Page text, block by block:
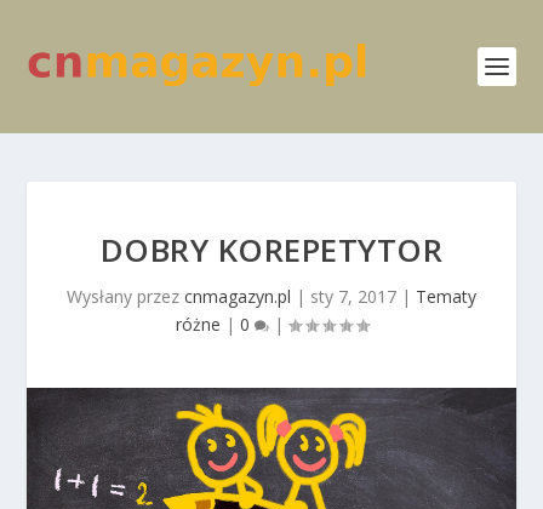
DOBRY KOREPETYTOR
Wysłany przez cnmagazyn.pl | sty 7, 2017 | Tematy
różne | 0 |